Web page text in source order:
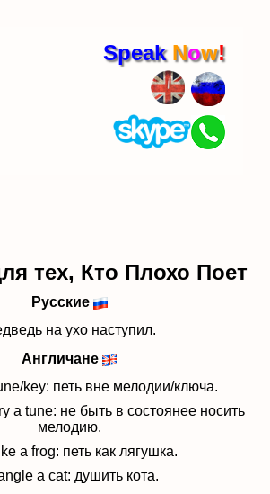
Speak Now!
идиомы
тех, Кто Плохо Поет
Русские
на ухо наступил.
Англичане
key: петь вне мелодии/ключа.
a tune: не быть в состоянее носить
мелодию.
a frog: петь как лягушка.
a cat: душить кота.